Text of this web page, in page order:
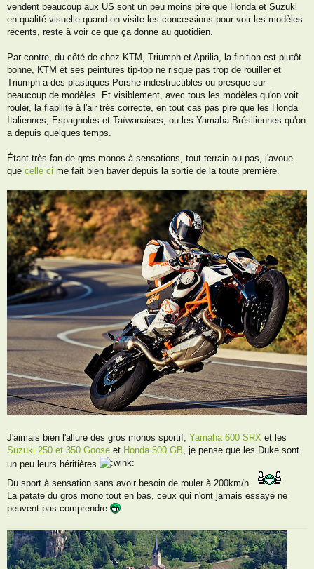
vendent beaucoup aux US sont un peu moins pire que Honda et Suzuki
en qualité visuelle quand on visite les concessions pour voir les modèles
récents, reste à voir ce que ça donne au quotidien.
Par contre, du côté de chez KTM, Triumph et Aprilia, la finition est plutôt
bonne, KTM et ses peintures tip-top ne risque pas trop de rouiller et
Triumph a des plastiques Porshe indestructibles ou presque sur
beaucoup de modèles. Et visiblement, avec tous les modèles qu'on voit
rouler, la fiabilité à l'air très correcte, en tout cas pas pire que les Honda
Italiennes, Espagnoles et Taïwanaises, ou les Yamaha Brésiliennes qu'on
a depuis quelques temps.
Étant très fan de gros monos à sensations, tout-terrain ou pas, j'avoue
que celle ci me fait bien baver depuis la sortie de la toute première.
J'aimais bien l'allure des gros monos sportif, Yamaha 600 SRX et les
Suzuki 250 et 350 Goose et Honda 500 GB , je pense que les Duke sont
un peu leurs héritières
Du sport à sensation sans avoir besoin de rouler à 200km/h
La patate du gros mono tout en bas, ceux qui n'ont jamais essayé ne
peuvent pas comprendre